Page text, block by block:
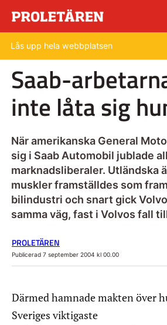
Lås upp hela webbplatsen
Saab-
inte låta sig
När amerikanska General
sig i Saab Automobil jublade
marknadsliberaler. Utländska
muskler framställdes som
bilindustri och snart gick
samma väg, fast i Volvos fall
PROLETÄREN
Publicerad 7 september 2004 kl 00.00
Därmed hamnade makten över
Sveriges viktigaste